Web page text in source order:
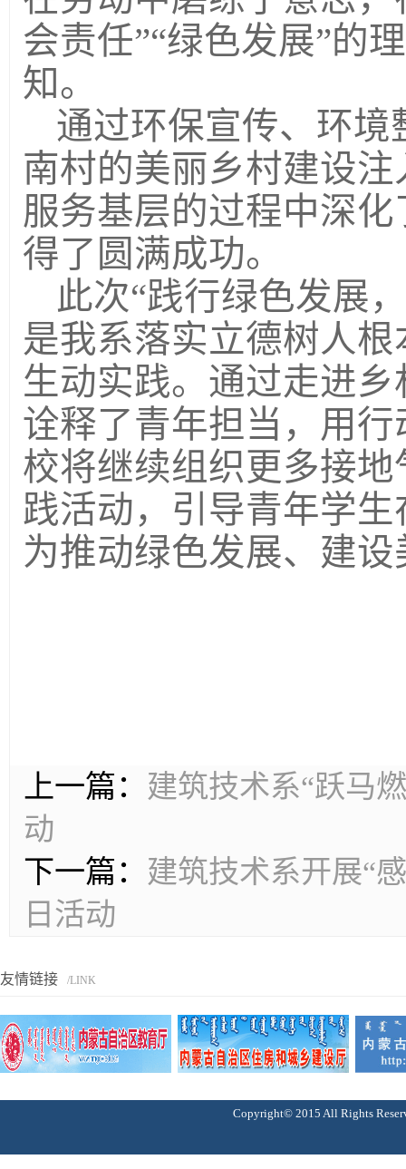
会责任”“绿色发展”的
知。
通过环保宣传、环
南村的美丽乡村建设
服务基层的过程中深
得了圆满成功。
此次“践行绿色发展
是我系落实立德树人
生动实践。通过走进
诠释了青年担当，用
校将继续组织更多接
践活动，引导青年学
为推动绿色发展、建
上一篇： 建筑技术系“跃马
动
下一篇： 建筑技术系开展“
日活动
友情链接 /LINK
Copyright© 2015 All Rights